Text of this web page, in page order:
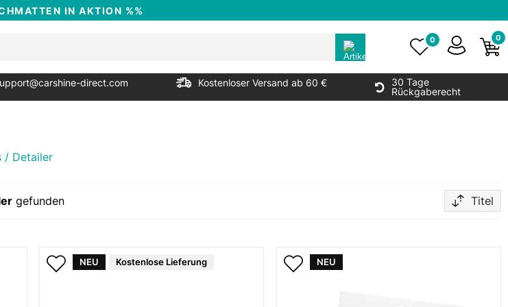
IN AKTION %%
0 0
direct.com Kostenloser Versand ab 60 €
30 Tage
Rückgaberecht
/ Detailer
gefunden Titel
NEU Kostenlose Lieferung NEU